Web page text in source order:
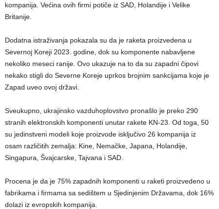
kompanija. Većina ovih firmi potiče iz SAD, Holandije i Velike
Britanije.
Dodatna istraživanja pokazala su da je raketa proizvedena u
Severnoj Koreji 2023. godine, dok su komponente nabavljene
nekoliko meseci ranije. Ovo ukazuje na to da su zapadni čipovi
nekako stigli do Severne Koreje uprkos brojnim sankcijama koje je
Zapad uveo ovoj državi.
Sveukupno, ukrajinsko vazduhoplovstvo pronašlo je preko 290
stranih elektronskih komponenti unutar rakete KN-23. Od toga, 50
su jedinstveni modeli koje proizvode isključivo 26 kompanija iz
osam različitih zemalja: Kine, Nemačke, Japana, Holandije,
Singapura, Švajcarske, Tajvana i SAD.
Procena je da je 75% zapadnih komponenti u raketi proizvedeno u
fabrikama i firmama sa sedištem u Sjedinjenim Državama, dok 16%
dolazi iz evropskih kompanija.